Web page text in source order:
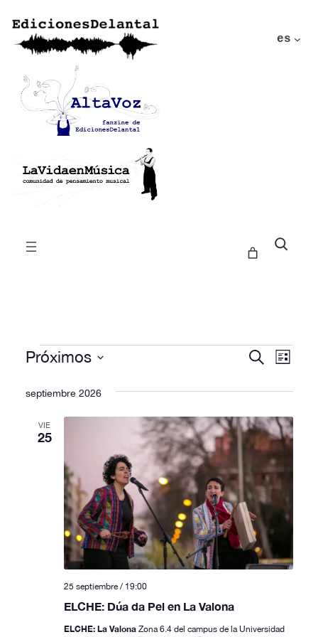
es
Buscar
Eventos
N
a
v
e
g
a
c
i
ó
B
c
r
N
e
g
a
i
ó
n
v
L
s
a
Próximos
e
septiembre 2026
VIE
25
ELCHE: Dúa da Pel en La Valona
25 septiembre / 19:00
ELCHE: La Valona Zona 6.4 del campus de la Universidad